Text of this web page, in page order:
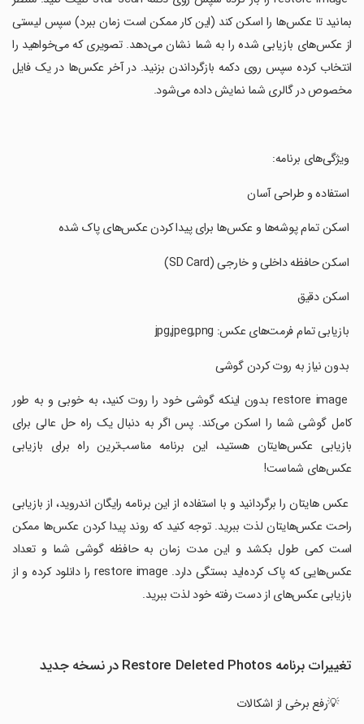
بمانید تا عکس‌ها را اسکن کند (این کار ممکن است زمان ببرد) سپس لیستی
از عکس‌های بازیابی شده را به شما نشان می‌دهد. تصویری که می‌خواهید را
انتخاب کرده سپس روی دکمه بازگرداندن بزنید. در آخر عکس‌ها در یک فایل
مخصوص در گالری شما نمایش داده می‌شود.
‏ ویژگی‌های برنامه:
‏ استفاده و طراحی آسان
‏ اسکن تمام پوشه‌ها و عکس‌ها برای پیدا کردن عکس‌های پاک شده
‏ اسکن حافظه داخلی و خارجی (SD Card)
‏ اسکن دقیق
‏ بازیابی تمام فرمت‌های عکس‌: jpg,jpeg,png
‏ بدون نیاز به روت کردن گوشی
‏ restore image بدون اینکه گوشی خود را روت کنید، به خوبی و به طور
کامل گوشی شما را اسکن می‌کند. پس اگر به دنبال یک راه حل عالی برای
بازیابی عکس‌هایتان هستید، این برنامه مناسب‌ترین راه برای بازیابی
عکس‌های شماست!
‏ عکس هایتان را برگردانید و با استفاده از این برنامه رایگان اندروید، از بازیابی
راحت عکس‌هایتان لذت ببرید. توجه کنید که روند پیدا کردن عکس‌ها ممکن
است کمی طول بکشد و این مدت زمان به حافظه گوشی شما و تعداد
عکس‌هایی که پاک کرده‌اید بستگی دارد. restore image را دانلود کرده و از
بازیابی عکس‌های از دست رفته خود لذت ببرید.
تغییرات برنامه Restore Deleted Photos در نسخه جدید
💡رفع برخی از اشکالات